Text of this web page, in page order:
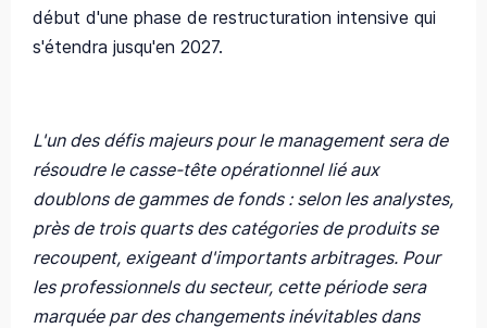
début d'une phase de restructuration intensive qui
s'étendra jusqu'en 2027.
L'un des défis majeurs pour le management sera de
résoudre le casse-tête opérationnel lié aux
doublons de gammes de fonds : selon les analystes,
près de trois quarts des catégories de produits se
recoupent, exigeant d'importants arbitrages. Pour
les professionnels du secteur, cette période sera
marquée par des changements inévitables dans